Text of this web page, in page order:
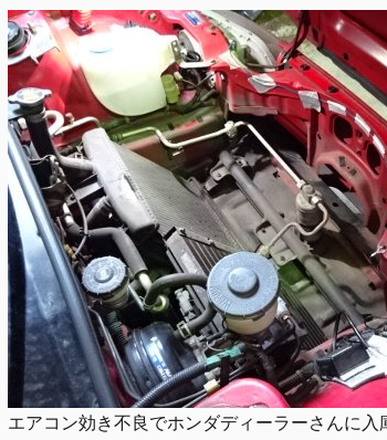
エアコン効き不良でホンダディーラーさんに